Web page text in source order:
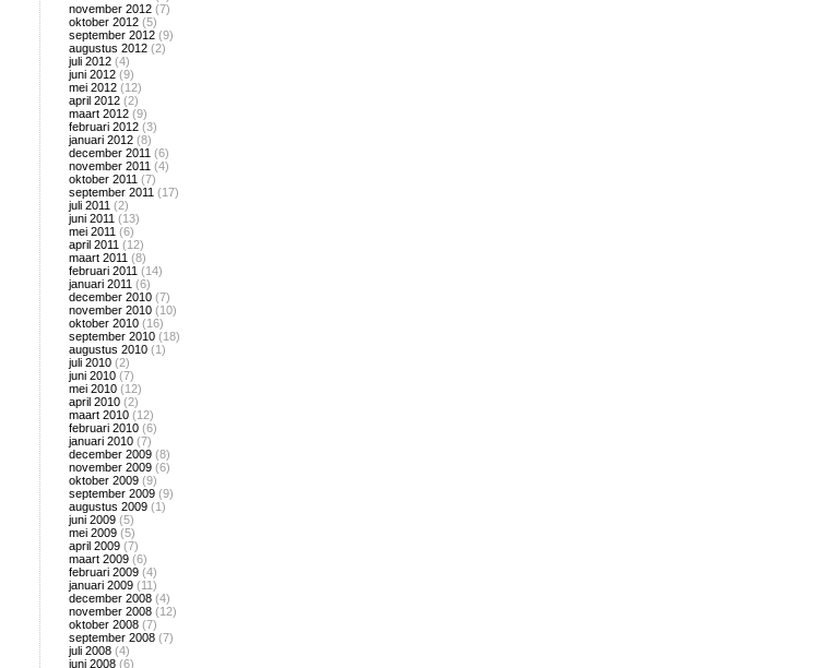
november 2012 (7)
oktober 2012 (5)
september 2012 (9)
augustus 2012 (2)
juli 2012 (4)
juni 2012 (9)
mei 2012 (12)
april 2012 (2)
maart 2012 (9)
februari 2012 (3)
januari 2012 (8)
december 2011 (6)
november 2011 (4)
oktober 2011 (7)
september 2011 (17)
juli 2011 (2)
juni 2011 (13)
mei 2011 (6)
april 2011 (12)
maart 2011 (8)
februari 2011 (14)
januari 2011 (6)
december 2010 (7)
november 2010 (10)
oktober 2010 (16)
september 2010 (18)
augustus 2010 (1)
juli 2010 (2)
juni 2010 (7)
mei 2010 (12)
april 2010 (2)
maart 2010 (12)
februari 2010 (6)
januari 2010 (7)
december 2009 (8)
november 2009 (6)
oktober 2009 (9)
september 2009 (9)
augustus 2009 (1)
juni 2009 (5)
mei 2009 (5)
april 2009 (7)
maart 2009 (6)
februari 2009 (4)
januari 2009 (11)
december 2008 (4)
november 2008 (12)
oktober 2008 (7)
september 2008 (7)
juli 2008 (4)
juni 2008 (6)